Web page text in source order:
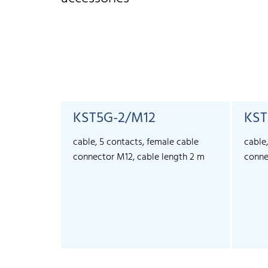
KST5G-2/M12
cable, 5 contacts, female cable
connector M12, cable length 2 m